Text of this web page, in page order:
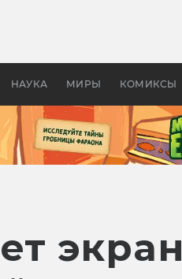
НАУКА МИРЫ КОМИКСЫ
«Властелина колец»